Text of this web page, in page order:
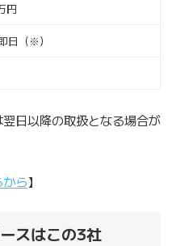
円
日（※）
日以降の取扱となる場合が
ら】
スはこの3社